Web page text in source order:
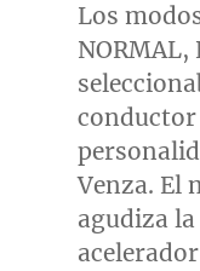
Los
NORMAL,
Venza. El
agudiza